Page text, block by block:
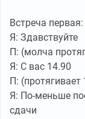
Встреча первая:
Я: Здавствуйте
П: (молча
Я: С вас 14.90
П: (протягивает
Я: По-меньше
сдачи